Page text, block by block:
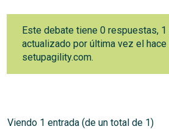
Este debate tiene 0 respuestas,
actualizado por última vez elhace
setupagility.com.
Viendo 1 entrada (de un total de 1)